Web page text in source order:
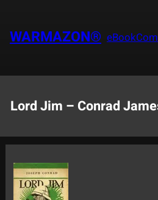
contenido
WARMAZON® eBook
Lord Jim – Conrad